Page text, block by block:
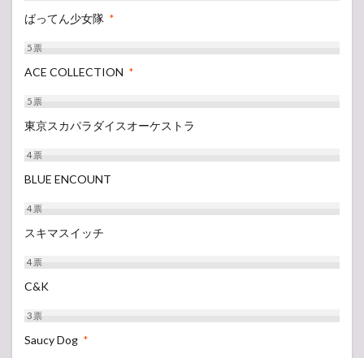
ばってん少女隊 *
5票
ACE COLLECTION *
5票
東京スカパラダイスオーケストラ
4票
BLUE ENCOUNT
4票
スキマスイッチ
4票
C&K
3票
Saucy Dog *